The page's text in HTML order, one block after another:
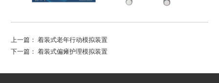
上一篇： 着装式老年行动模拟装置
下一篇： 着装式偏瘫护理模拟装置